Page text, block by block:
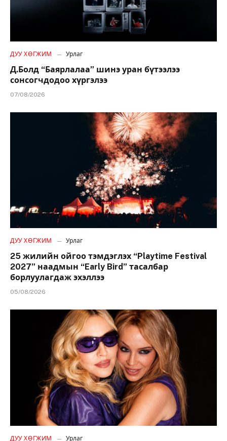
ДУУ ХӨГЖИМ Урлаг
Д.Болд “Баярлалаа” шинэ уран бүтээлээ
сонсогчдодоо хүргэлээ
07/08/2026
ДУУ ХӨГЖИМ Урлаг
25 жилийн ойгоо тэмдэглэх “Playtime Festival
2027” наадмын “Early Bird” тасалбар
борлуулагдаж эхэллээ
05/08/2026
ДУУ ХӨГЖИМ Урлаг